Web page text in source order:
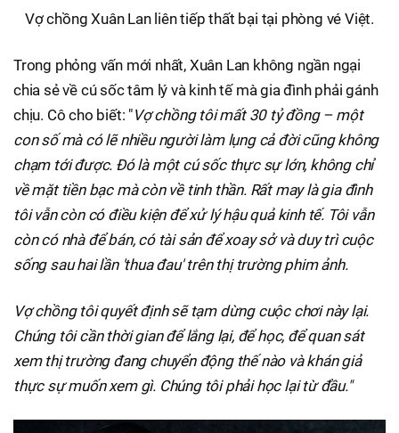
Vợ chồng Xuân Lan liên tiếp thất bại tại phòng vé Việt.
Trong phỏng vấn mới nhất, Xuân Lan không ngần ngại
chia sẻ về cú sốc tâm lý và kinh tế mà gia đình phải gánh
chịu. Cô cho biết: "Vợ chồng tôi mất 30 tỷ đồng – một
con số mà có lẽ nhiều người làm lụng cả đời cũng không
chạm tới được. Đó là một cú sốc thực sự lớn, không chỉ
về mặt tiền bạc mà còn về tinh thần. Rất may là gia đình
tôi vẫn còn có điều kiện để xử lý hậu quả kinh tế. Tôi vẫn
còn có nhà để bán, có tài sản để xoay sở và duy trì cuộc
sống sau hai lần 'thua đau' trên thị trường phim ảnh.
Vợ chồng tôi quyết định sẽ tạm dừng cuộc chơi này lại.
Chúng tôi cần thời gian để lắng lại, để học, để quan sát
xem thị trường đang chuyển động thế nào và khán giả
thực sự muốn xem gì. Chúng tôi phải học lại từ đầu."